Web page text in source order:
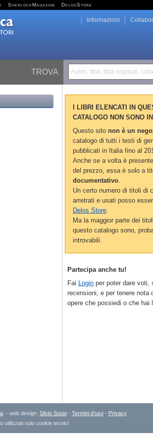
SherlockMagazine DelosStore
TROVA Autori, titoli, titoli originali,
Informazioni
I LIBRI ELENCATI IN
CATALOGO NON SONO
Questo sito non è un
catalogo di tutti i testi di
pubblicati in Italia fino al
Anche se a volta è
del prezzo, essa è solo a
documentativo
Un certo numero di titoli di
arretrati e usati posso
Delos Store
Ma la maggior parte dei
questo catalogo sono,
introvabili.
Partecipa anche tu!
Fai Login per poter dare voti,
recensioni, e per tenere nota
opere che possiedi o che hai
. - web design: Silvio Sosio- Termini d'uso- Privacy
utilizzati solo cookie tecnici